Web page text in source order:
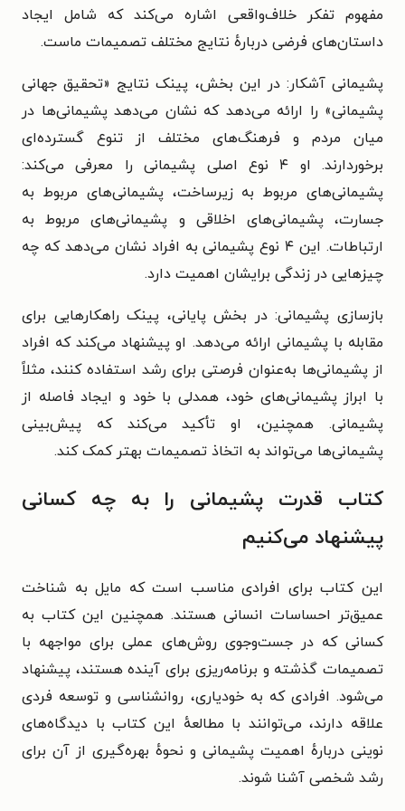
مفهوم تفکر خلاف‌واقعی اشاره می‌کند که شامل ایجاد
داستان‌های فرضی درباره‌ٔ نتایج مختلف تصمیمات ماست.
پشیمانی آشکار: در این بخش، پینک نتایج «تحقیق جهانی
پشیمانی» را ارائه می‌دهد که نشان می‌دهد پشیمانی‌ها در
میان مردم و فرهنگ‌های مختلف از تنوع گسترده‌ای
برخوردارند. او ۴ نوع اصلی پشیمانی را معرفی می‌کند:
پشیمانی‌های مربوط به زیرساخت، پشیمانی‌های مربوط به
جسارت، پشیمانی‌های اخلاقی و پشیمانی‌های مربوط به
ارتباطات. این ۴ نوع پشیمانی به افراد نشان می‌دهد که چه
چیزهایی در زندگی برایشان اهمیت دارد.
بازسازی پشیمانی: در بخش پایانی، پینک راهکارهایی برای
مقابله با پشیمانی ارائه می‌دهد. او پیشنهاد می‌کند که افراد
از پشیمانی‌ها به‌عنوان فرصتی برای رشد استفاده کنند، مثلاً
با ابراز پشیمانی‌های خود، همدلی با خود و ایجاد فاصله از
پشیمانی. همچنین، او تأکید می‌کند که پیش‌بینی
پشیمانی‌ها می‌تواند به اتخاذ تصمیمات بهتر کمک کند.
کتاب قدرت پشیمانی را به چه کسانی
پیشنهاد می‌کنیم
این کتاب برای افرادی مناسب است که مایل به شناخت
عمیق‌تر احساسات انسانی هستند. همچنین این کتاب به
کسانی که در جست‌وجوی روش‌های عملی برای مواجهه با
تصمیمات گذشته و برنامه‌ریزی برای آینده هستند، پیشنهاد
می‌شود. افرادی که به خودیاری، روانشناسی و توسعه فردی
علاقه دارند، می‌توانند با مطالعهٔ این کتاب با دیدگاه‌های
نوینی دربارهٔ اهمیت پشیمانی و نحوهٔ بهره‌گیری از آن برای
رشد شخصی آشنا شوند.